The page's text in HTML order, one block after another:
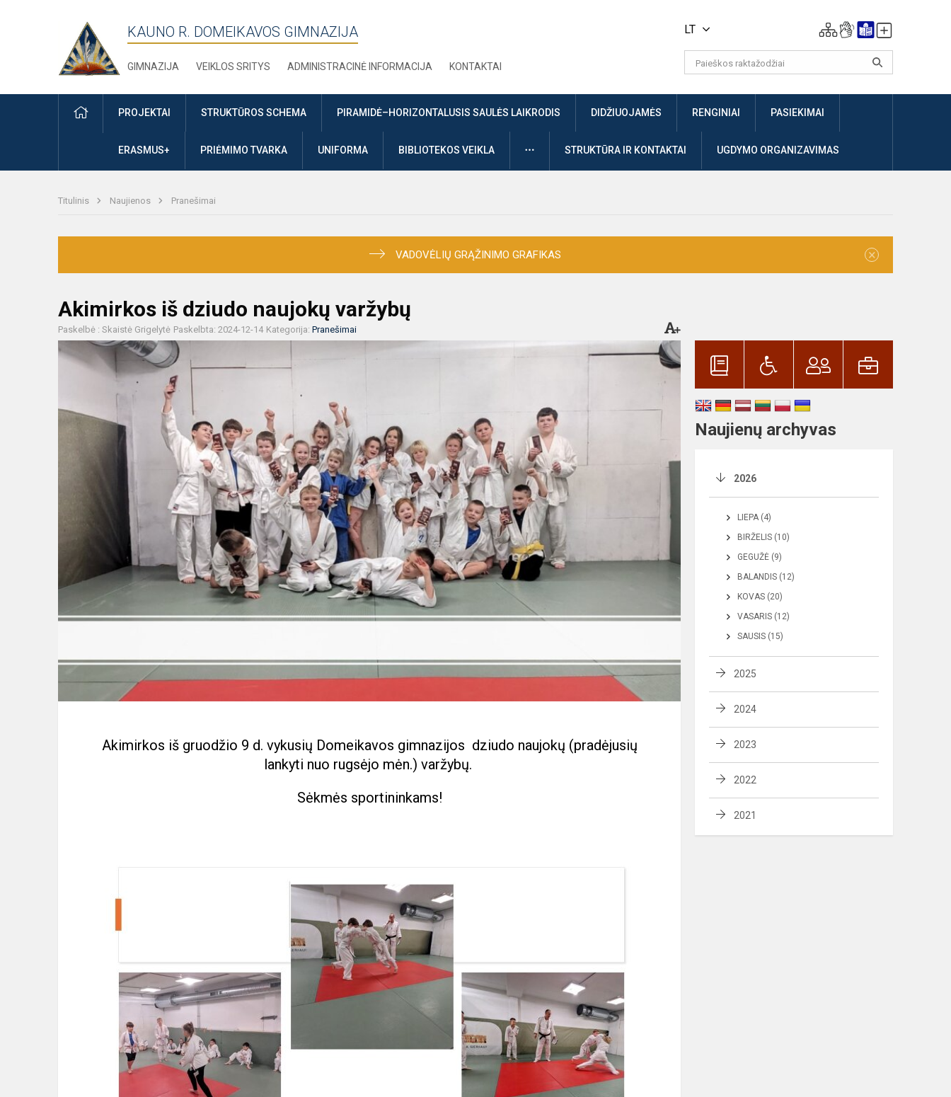
KAUNO R. DOMEIKAVOS GIMNAZIJA
GIMNAZIJA VEIKLOS SRITYS ADMINISTRACINĖ INFORMACIJA KONTAKTAI
LT
PRADŽIAPROJEKTAI STRUKTŪROS SCHEMA PIRAMIDĖ–HORIZONTALUSIS SAULĖS LAIKRODIS DIDŽIUOJAMĖS RENGINIAI PASIEKIMAI
ERASMUS+ PRIĖMIMO TVARKA UNIFORMA BIBLIOTEKOS VEIKLA DAUGIAUSTRUKTŪRA IR KONTAKTAI UGDYMO ORGANIZAVIMAS
Titulinis Naujienos Pranešimai
VADOVĖLIŲ GRĄŽINIMO GRAFIKAS ×
Akimirkos iš dziudo naujokų varžybų
Paskelbė : Skaistė Grigelytė Paskelbta: 2024-12-14 Kategorija: Pranešimai
Akimirkos iš gruodžio 9 d. vykusių Domeikavos gimnazijos dziudo naujokų (pradėjusių
lankyti nuo rugsėjo mėn.) varžybų.
Sėkmės sportininkams!
Naujienų archyvas
2026
LIEPA (4)
BIRŽELIS (10)
GEGUŽĖ (9)
BALANDIS (12)
KOVAS (20)
VASARIS (12)
SAUSIS (15)
2025
2024
2023
2022
2021